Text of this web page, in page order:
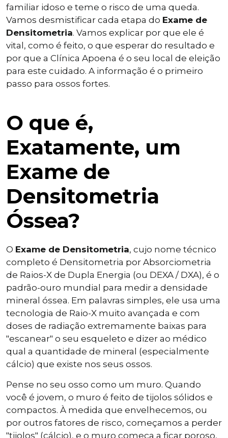
familiar idoso e teme o risco de uma queda.
Vamos desmistificar cada etapa do Exame de
Densitometria. Vamos explicar por que ele é
vital, como é feito, o que esperar do resultado e
por que a Clínica Apoena é o seu local de eleição
para este cuidado. A informação é o primeiro
passo para ossos fortes.
O que é,
Exatamente, um
Exame de
Densitometria
Óssea?
O Exame de Densitometria, cujo nome técnico
completo é Densitometria por Absorciometria
de Raios-X de Dupla Energia (ou DEXA / DXA), é o
padrão-ouro mundial para medir a densidade
mineral óssea. Em palavras simples, ele usa uma
tecnologia de Raio-X muito avançada e com
doses de radiação extremamente baixas para
"escanear" o seu esqueleto e dizer ao médico
qual a quantidade de mineral (especialmente
cálcio) que existe nos seus ossos.
Pense no seu osso como um muro. Quando
você é jovem, o muro é feito de tijolos sólidos e
compactos. À medida que envelhecemos, ou
por outros fatores de risco, começamos a perder
"tijolos" (cálcio), e o muro começa a ficar poroso,